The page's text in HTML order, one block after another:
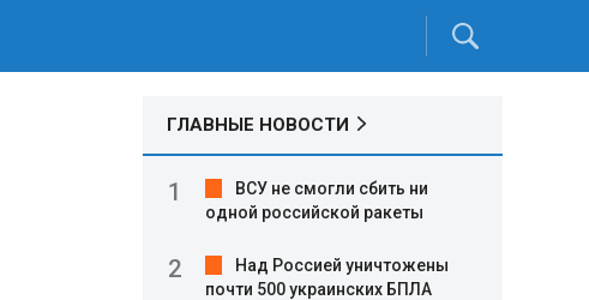
ГЛАВНЫЕ НОВОСТИ
ВСУ не смогли сбить ни
одной российской ракеты
Над Россией уничтожены
почти 500 украинских БПЛА